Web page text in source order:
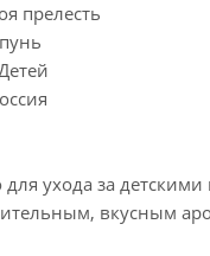
прелесть
для ухода за
вкусным